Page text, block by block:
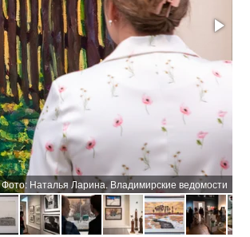
Фото: Наталья Ларина. Владимирские ведомости